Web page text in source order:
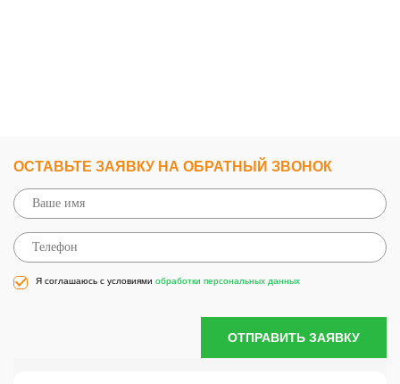
ОСТАВЬТЕ ЗАЯВКУ НА ОБРАТНЫЙ ЗВОНОК
Я соглашаюсь с условиями обработки персональных данных
ОТПРАВИТЬ ЗАЯВКУ